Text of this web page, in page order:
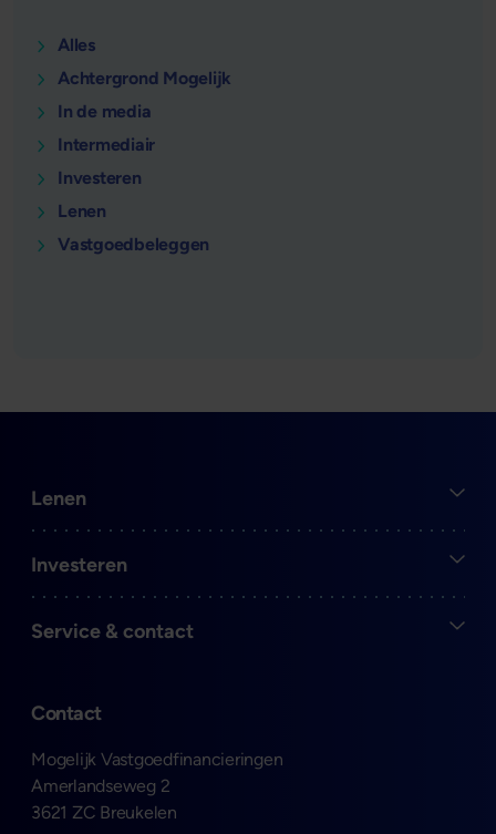
Alles
Achtergrond Mogelijk
In de media
Intermediair
Investeren
Lenen
Vastgoedbeleggen
Contact
Mogelijk Vastgoedfinancieringen
Amerlandseweg 2
3621 ZC Breukelen
Open
Lenen
Open
Investeren
Open
Service & contact